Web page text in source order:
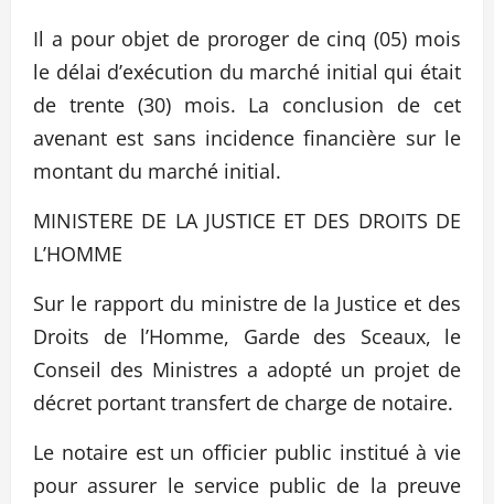
Il a pour objet de proroger de cinq (05) mois
le délai d’exécution du marché initial qui était
de trente (30) mois. La conclusion de cet
avenant est sans incidence financière sur le
montant du marché initial.
MINISTERE DE LA JUSTICE ET DES DROITS DE
L’HOMME
Sur le rapport du ministre de la Justice et des
Droits de l’Homme, Garde des Sceaux, le
Conseil des Ministres a adopté un projet de
décret portant transfert de charge de notaire.
Le notaire est un officier public institué à vie
pour assurer le service public de la preuve